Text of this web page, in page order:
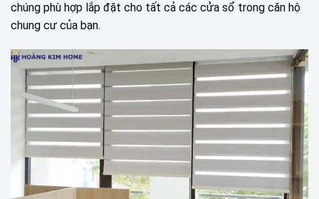
chúng phù hợp lắp đặt cho tất cả các cửa sổ trong căn hộ
chung cư của bạn.